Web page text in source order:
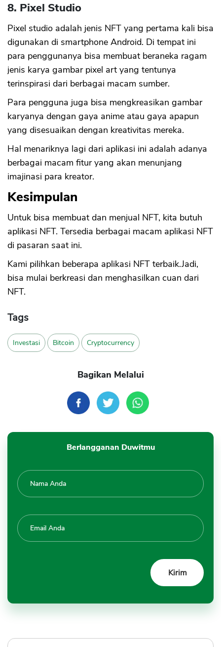
8. Pixel Studio
Pixel studio adalah jenis NFT yang pertama kali bisa
digunakan di smartphone Android. Di tempat ini
para penggunanya bisa membuat beraneka ragam
jenis karya gambar pixel art yang tentunya
terinspirasi dari berbagai macam sumber.
Para pengguna juga bisa mengkreasikan gambar
karyanya dengan gaya anime atau gaya apapun
yang disesuaikan dengan kreativitas mereka.
Hal menariknya lagi dari aplikasi ini adalah adanya
berbagai macam fitur yang akan menunjang
imajinasi para kreator.
Kesimpulan
Untuk bisa membuat dan menjual NFT, kita butuh
aplikasi NFT. Tersedia berbagai macam aplikasi NFT
di pasaran saat ini.
Kami pilihkan beberapa aplikasi NFT terbaik.Jadi,
bisa mulai berkreasi dan menghasilkan cuan dari
NFT.
Tags
Investasi Bitcoin Cryptocurrency
Bagikan Melalui
Berlangganan Duwitmu